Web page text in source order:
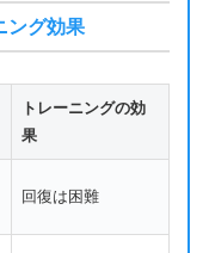
ング効果
トレーニングの効
果
回復は困難